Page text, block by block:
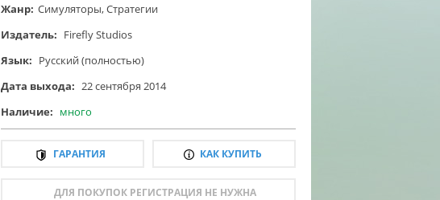
Жанр: Симуляторы,Стратегии
Издатель: Firefly Studios
Язык: Русский (полностью)
Дата выхода: 22 сентября 2014
Наличие: много
ГАРАНТИЯ КАК КУПИТЬ
ДЛЯ ПОКУПОК РЕГИСТРАЦИЯ НЕ НУЖНА